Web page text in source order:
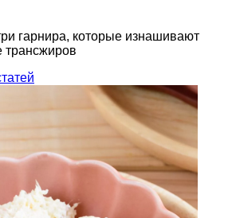
гарнира, которые изнашивают
трансжиров